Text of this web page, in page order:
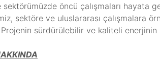
öncü çalışmaları hayata
sektöre ve uluslararası çalışmalara
sürdürülebilir ve kaliteli enerjinin